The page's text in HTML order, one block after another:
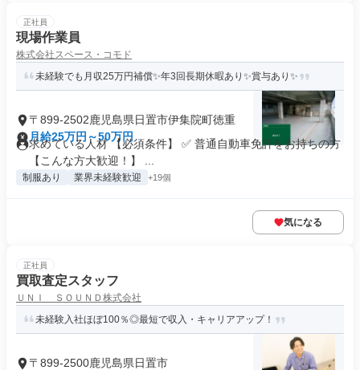
正社員
現場作業員
株式会社スペース・コモド
未経験でも月収25万円補償✨年3回長期休暇あり✨賞与あり✨
〒899-2502鹿児島県日置市伊集院町徳重
月給25万円～50万円
求めている人材 【必須条件】 ✅ 普通自動車免許をお持ちの方
【こんな方大歓迎！】 ...
制服あり 業界未経験歓迎 +19個
気になる
正社員
買取査定スタッフ
ＵＮＩ ＳＯＵＮＤ株式会社
未経験入社ほぼ100％◎最短で収入・キャリアアップ！
〒899-2500鹿児島県日置市